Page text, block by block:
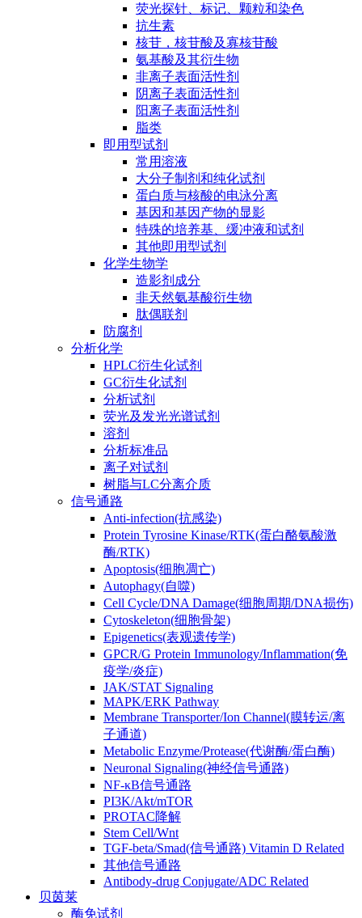
荧光探针、标记、颗粒和染色
抗生素
核苷，核苷酸及寡核苷酸
氨基酸及其衍生物
非离子表面活性剂
阴离子表面活性剂
阳离子表面活性剂
脂类
即用型试剂
常用溶液
大分子制剂和纯化试剂
蛋白质与核酸的电泳分离
基因和基因产物的显影
特殊的培养基、缓冲液和试剂
其他即用型试剂
化学生物学
造影剂成分
非天然氨基酸衍生物
肽偶联剂
防腐剂
分析化学
HPLC衍生化试剂
GC衍生化试剂
分析试剂
荧光及发光光谱试剂
溶剂
分析标准品
离子对试剂
树脂与LC分离介质
信号通路
Anti-infection(抗感染)
Protein Tyrosine Kinase/RTK(蛋白酪氨酸激
酶/RTK)
Apoptosis(细胞凋亡)
Autophagy(自噬)
Cell Cycle/DNA Damage(细胞周期/DNA损伤)
Cytoskeleton(细胞骨架)
Epigenetics(表观遗传学)
GPCR/G Protein Immunology/Inflammation(免
疫学/炎症)
JAK/STAT Signaling
MAPK/ERK Pathway
Membrane Transporter/Ion Channel(膜转运/离
子通道)
Metabolic Enzyme/Protease(代谢酶/蛋白酶)
Neuronal Signaling(神经信号通路)
NF-κB信号通路
PI3K/Akt/mTOR
PROTAC降解
Stem Cell/Wnt
TGF-beta/Smad(信号通路) Vitamin D Related
其他信号通路
Antibody-drug Conjugate/ADC Related
贝茵莱
酶免试剂